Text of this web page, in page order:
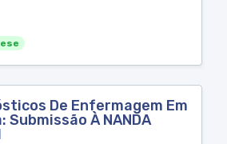
De Enfermagem Em
Submissão À NANDA